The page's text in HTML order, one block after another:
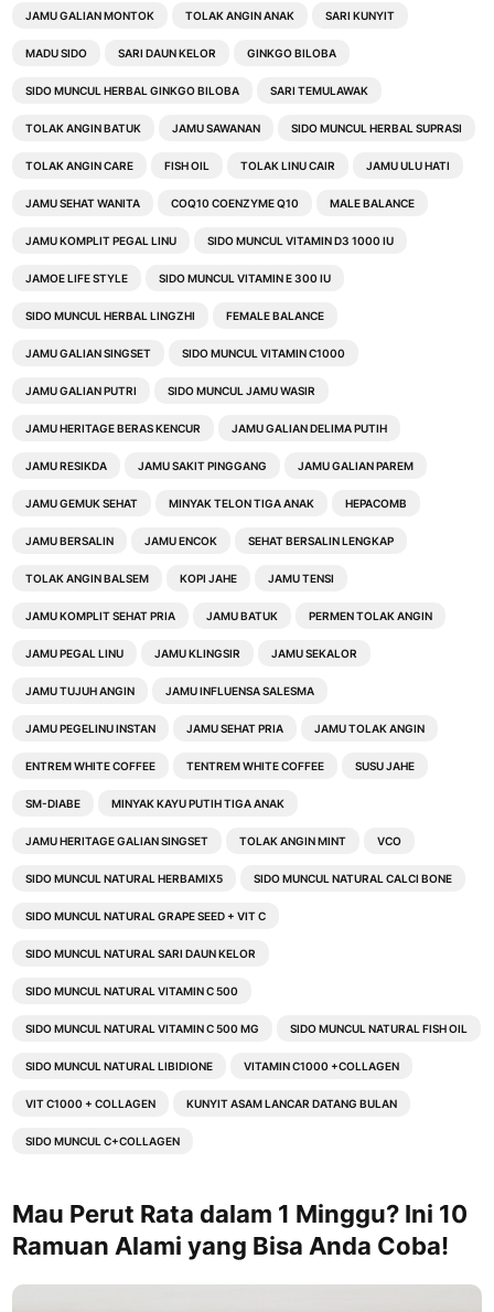
JAMU GALIAN MONTOK TOLAK ANGIN ANAK SARI KUNYIT
MADU SIDO SARI DAUN KELOR GINKGO BILOBA
SIDO MUNCUL HERBAL GINKGO BILOBA SARI TEMULAWAK
TOLAK ANGIN BATUK JAMU SAWANAN SIDO MUNCUL HERBAL SUPRASI
TOLAK ANGIN CARE FISH OIL TOLAK LINU CAIR JAMU ULU HATI
JAMU SEHAT WANITA COQ10 COENZYME Q10 MALE BALANCE
JAMU KOMPLIT PEGAL LINU SIDO MUNCUL VITAMIN D3 1000 IU
JAMOE LIFE STYLE SIDO MUNCUL VITAMIN E 300 IU
SIDO MUNCUL HERBAL LINGZHI FEMALE BALANCE
JAMU GALIAN SINGSET SIDO MUNCUL VITAMIN C1000
JAMU GALIAN PUTRI SIDO MUNCUL JAMU WASIR
JAMU HERITAGE BERAS KENCUR JAMU GALIAN DELIMA PUTIH
JAMU RESIKDA JAMU SAKIT PINGGANG JAMU GALIAN PAREM
JAMU GEMUK SEHAT MINYAK TELON TIGA ANAK HEPACOMB
JAMU BERSALIN JAMU ENCOK SEHAT BERSALIN LENGKAP
TOLAK ANGIN BALSEM KOPI JAHE JAMU TENSI
JAMU KOMPLIT SEHAT PRIA JAMU BATUK PERMEN TOLAK ANGIN
JAMU PEGAL LINU JAMU KLINGSIR JAMU SEKALOR
JAMU TUJUH ANGIN JAMU INFLUENSA SALESMA
JAMU PEGELINU INSTAN JAMU SEHAT PRIA JAMU TOLAK ANGIN
ENTREM WHITE COFFEE TENTREM WHITE COFFEE SUSU JAHE
SM-DIABE MINYAK KAYU PUTIH TIGA ANAK
JAMU HERITAGE GALIAN SINGSET TOLAK ANGIN MINT VCO
SIDO MUNCUL NATURAL HERBAMIX5 SIDO MUNCUL NATURAL CALCI BONE
SIDO MUNCUL NATURAL GRAPE SEED + VIT C
SIDO MUNCUL NATURAL SARI DAUN KELOR
SIDO MUNCUL NATURAL VITAMIN C 500
SIDO MUNCUL NATURAL VITAMIN C 500 MG SIDO MUNCUL NATURAL FISH OIL
SIDO MUNCUL NATURAL LIBIDIONE VITAMIN C1000 +COLLAGEN
VIT C1000 + COLLAGEN KUNYIT ASAM LANCAR DATANG BULAN
SIDO MUNCUL C+COLLAGEN
Mau Perut Rata dalam 1 Minggu? Ini 10
Ramuan Alami yang Bisa Anda Coba!